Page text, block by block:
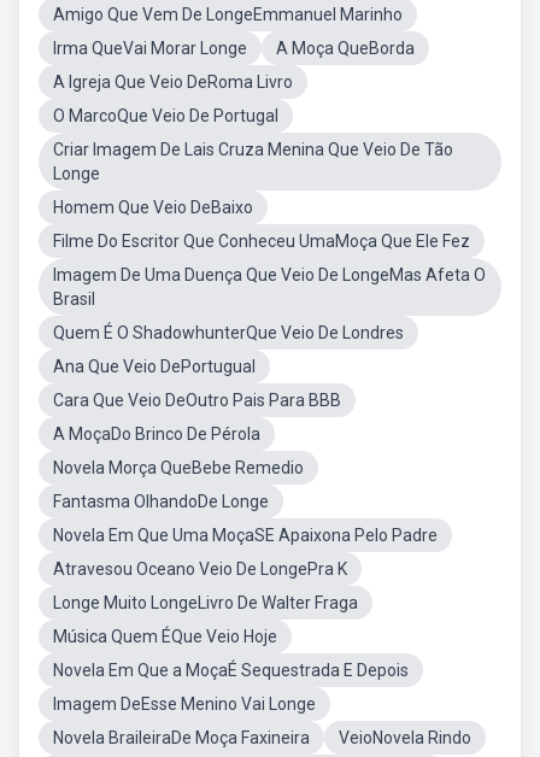
Amigo Que Vem De LongeEmmanuel Marinho
Irma QueVai Morar Longe
A Moça QueBorda
A Igreja Que Veio DeRoma Livro
O MarcoQue Veio De Portugal
Criar Imagem De Lais Cruza Menina Que Veio De Tão
Longe
Homem Que Veio DeBaixo
Filme Do Escritor Que Conheceu UmaMoça Que Ele Fez
Imagem De Uma Duença Que Veio De LongeMas Afeta O
Brasil
Quem É O ShadowhunterQue Veio De Londres
Ana Que Veio DePortugual
Cara Que Veio DeOutro Pais Para BBB
A MoçaDo Brinco De Pérola
Novela Morça QueBebe Remedio
Fantasma OlhandoDe Longe
Novela Em Que Uma MoçaSE Apaixona Pelo Padre
Atravesou Oceano Veio De LongePra K
Longe Muito LongeLivro De Walter Fraga
Música Quem ÉQue Veio Hoje
Novela Em Que a MoçaÉ Sequestrada E Depois
Imagem DeEsse Menino Vai Longe
Novela BraileiraDe Moça Faxineira
VeioNovela Rindo